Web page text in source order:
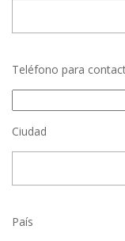
Teléfono para
Ciudad
País